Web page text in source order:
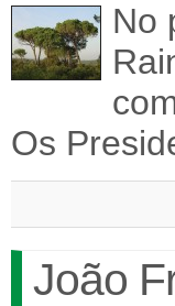
No
Os
João